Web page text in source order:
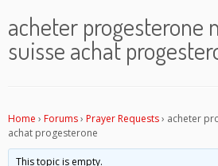
acheter progesterone
suisse achat
Home › Forums› Prayer Requests› acheter
achat progesterone
This topic is empty.